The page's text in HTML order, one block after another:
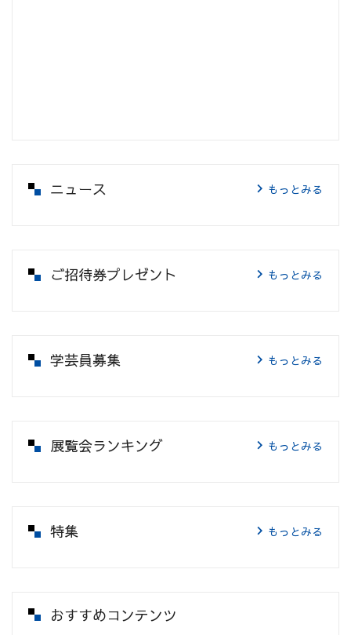
ニュース もっとみる
ご招待券プレゼント もっとみる
学芸員募集 もっとみる
展覧会ランキング もっとみる
特集 もっとみる
おすすめコンテンツ